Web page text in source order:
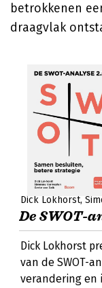
betrokkenen
draagvlak
Dick Lokhorst
De SWOT-
Dick Lokhorst
van de SWOT-
verandering en